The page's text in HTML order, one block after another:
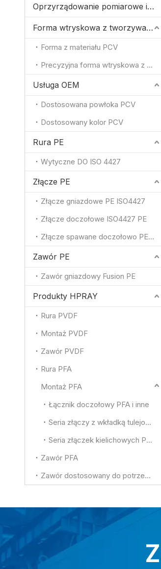
Oprzyrządowanie pomiarowe i kontrolne
Forma wtryskowa z tworzywa sztucznego
Forma z materiału PCV
Precyzyjna forma wtryskowa z tworzywa sztucznego
Usługa OEM
Dostosowana powłoka PCV
Dostosowany kolor PCV
Rura PE
Wytyczne DO ISO 4427
Złącze PE
Złącze gniazdowe PE ISO4427
Złącze doczołowe ISO4427 PE
Złącze spawane doczołowo PE ISO4427
Zawór PE
Zawór gniazdowy Fusion PE
Produkty HPRAY
Rura PVDF
Montaż PVDF
Zawór PVDF
Rura PFA
Montaż PFA
Łącznik doczołowy PFA i inne
Seria złączy z wkładką tulejową PFA
Seria złączek kielichowych PFA
Zawór PFA
Zawór dostosowany do potrzeb PFA